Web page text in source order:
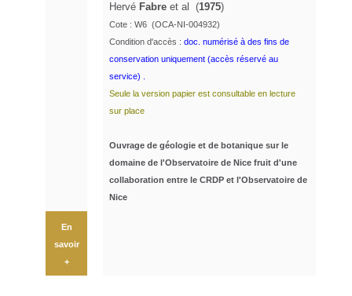
Hervé Fabre et al (1975)
Cote : W6 (OCA-NI-004932)
Condition d'accès : doc. numérisé à des fins de
conservation uniquement (accès réservé au
service) .
Seule la version papier est consultable en lecture
sur place
Ouvrage de géologie et de botanique sur le
domaine de l'Observatoire de Nice fruit d'une
collaboration entre le CRDP et l'Observatoire de
Nice
En
savoir
+